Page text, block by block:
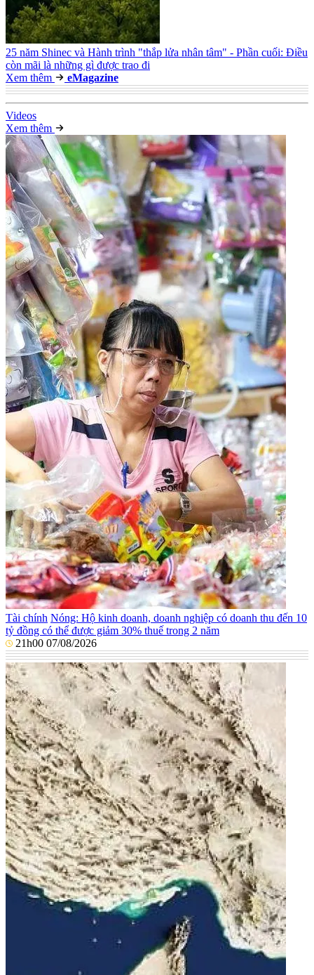
25 năm Shinec và Hành trình "thắp lửa nhân tâm" - Phần cuối: Điều
còn mãi là những gì được trao đi
Xem thêm
eMagazine
Videos
Xem thêm
Tài chính Nóng: Hộ kinh doanh, doanh nghiệp có doanh thu đến 10
tỷ đồng có thể được giảm 30% thuế trong 2 năm
21h00 07/08/2026